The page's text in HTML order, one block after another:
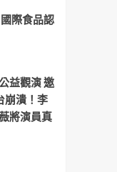
際食品認
益觀演 邀
崩潰！李
將演員真